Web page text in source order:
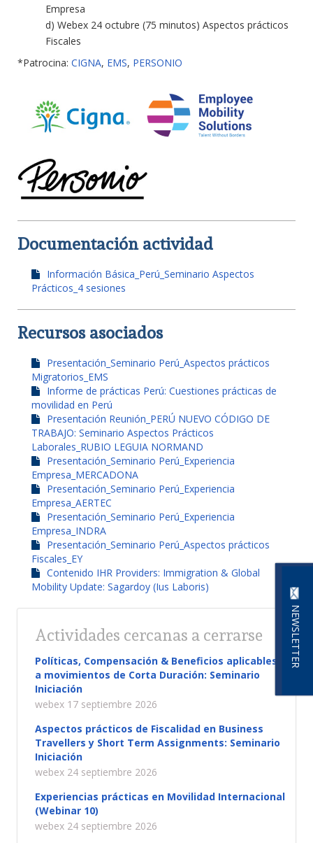
NEWSLETTER
Empresa
d) Webex 24 octubre (75 minutos) Aspectos prácticos
Fiscales
*Patrocina: CIGNA, EMS, PERSONIO
Documentación actividad
Información Básica_Perú_Seminario Aspectos
Prácticos_4 sesiones
Recursos asociados
Presentación_Seminario Perú_Aspectos prácticos
Migratorios_EMS
Informe de prácticas Perú: Cuestiones prácticas de
movilidad en Perú
Presentación Reunión_PERÚ NUEVO CÓDIGO DE
TRABAJO: Seminario Aspectos Prácticos
Laborales_RUBIO LEGUIA NORMAND
Presentación_Seminario Perú_Experiencia
Empresa_MERCADONA
Presentación_Seminario Perú_Experiencia
Empresa_AERTEC
Presentación_Seminario Perú_Experiencia
Empresa_INDRA
Presentación_Seminario Perú_Aspectos prácticos
Fiscales_EY
Contenido IHR Providers: Immigration & Global
Mobility Update: Sagardoy (Ius Laboris)
Actividades cercanas a cerrarse
Políticas, Compensación & Beneficios aplicables
a movimientos de Corta Duración: Seminario
Iniciación
webex 17 septiembre 2026
Aspectos prácticos de Fiscalidad en Business
Travellers y Short Term Assignments: Seminario
Iniciación
webex 24 septiembre 2026
Experiencias prácticas en Movilidad Internacional
(Webinar 10)
webex 24 septiembre 2026